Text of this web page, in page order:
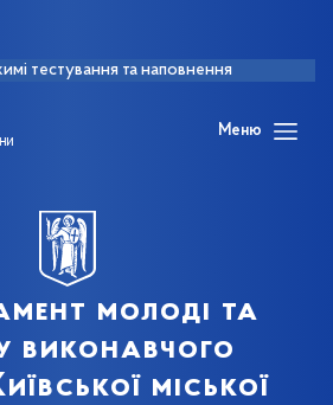
тестування та наповнення
Меню
молоді та
виконавчого
міської